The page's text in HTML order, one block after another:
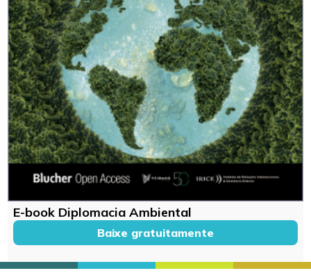
E-book Diplomacia Ambiental
Baixe gratuitamente